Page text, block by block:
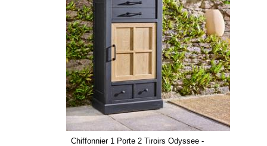
Chiffonnier 1 Porte 2 Tiroirs Odyssee -